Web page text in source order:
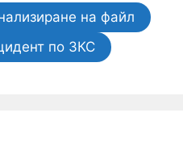
на файл
по ЗКС